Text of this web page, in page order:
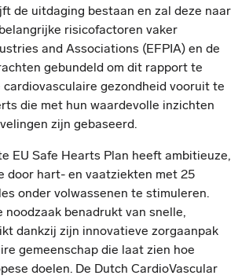
de uitdaging bestaan en zal deze naar
risicofactoren vaker
and Associations (EFPIA) en de
gebundeld om dit rapport te
gezondheid vooruit te
die met hun waardevolle inzichten
zijn gebaseerd.
EU Safe Hearts Plan heeft ambitieuze,
door hart- en vaatziekten met 25
onder volwassenen te stimuleren.
benadrukt van snelle,
dankzij zijn innovatieve zorgaanpak
gemeenschap die laat zien hoe
doelen. De Dutch CardioVascular